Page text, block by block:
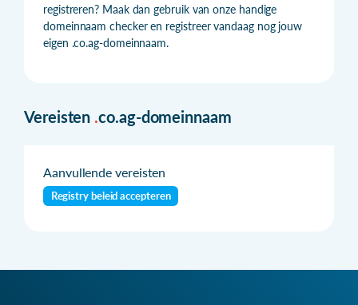
registreren? Maak dan gebruik van onze handige
domeinnaam checker en registreer vandaag nog jouw
eigen .co.ag-domeinnaam.
Vereisten .co.ag-domeinnaam
Aanvullende vereisten
Registry beleid accepteren